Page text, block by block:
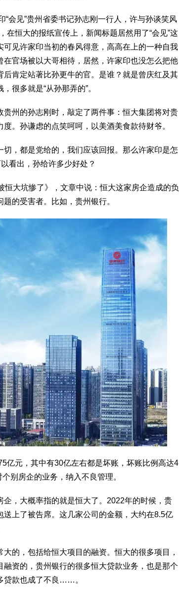
会见”贵州省委书记孙志刚一行人，许与孙谈笑风
在恒大的报纸宣传上，新闻标题居然用了“会见”这
见许家印当初的春风得意，高高在上的一种自我
官场被以大哥相待，居然，许家印也没怎么把他
肯定站著比孙更牛的官。是谁？就是曾庆红及其
很多就是“从孙那弄的”。
州的孙志刚时，敲定了两件事：恒大集团将对贵
。孙谦虑的点笑呵呵，以美酒美食款待财爷。
，都是党给的，我们应该回报。那么许家印是怎
看出，孙给许多少好处？
大坑惨了》，文章中说：恒大这家房企造成的负
的受害者。比如，贵州银行。
亿元，其中有30亿左右都是坏账，坏账比例高达4
别房企的业务，纳入不良管理。
，大概率指的就是恒大了。2022年的时候，贵
上了被告席。这几家公司的金额，大约在8.5亿
的，包括给恒大项目的融资。恒大的很多项目，
资的，贵州银行的很多恒大贷款业务，也是那个
贷款也成了不良……。